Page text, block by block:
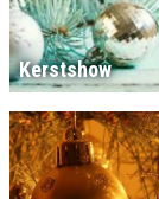
Kerstshow